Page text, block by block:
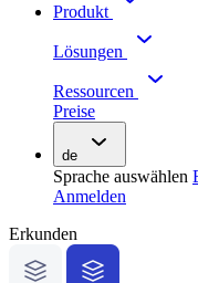
Produkt
Lösungen
Ressourcen
Preise
de
Sprache auswählen
Anmelden
Erkunden